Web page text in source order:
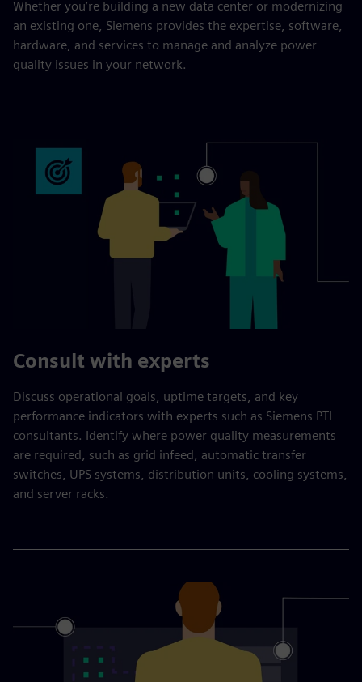
Whether you’re building a new data center or modernizing
an existing one, Siemens provides the expertise, software,
hardware, and services to manage and analyze power
quality issues in your network.
Consult with experts
Discuss operational goals, uptime targets, and key
performance indicators with experts such as Siemens PTI
consultants. Identify where power quality measurements
are required, such as grid infeed, automatic transfer
switches, UPS systems, distribution units, cooling systems,
and server racks.